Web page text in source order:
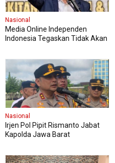
Nasional
Media Online Independen
Indonesia Tegaskan Tidak Akan
Nasional
Irjen Pol Pipit Rismanto Jabat
Kapolda Jawa Barat